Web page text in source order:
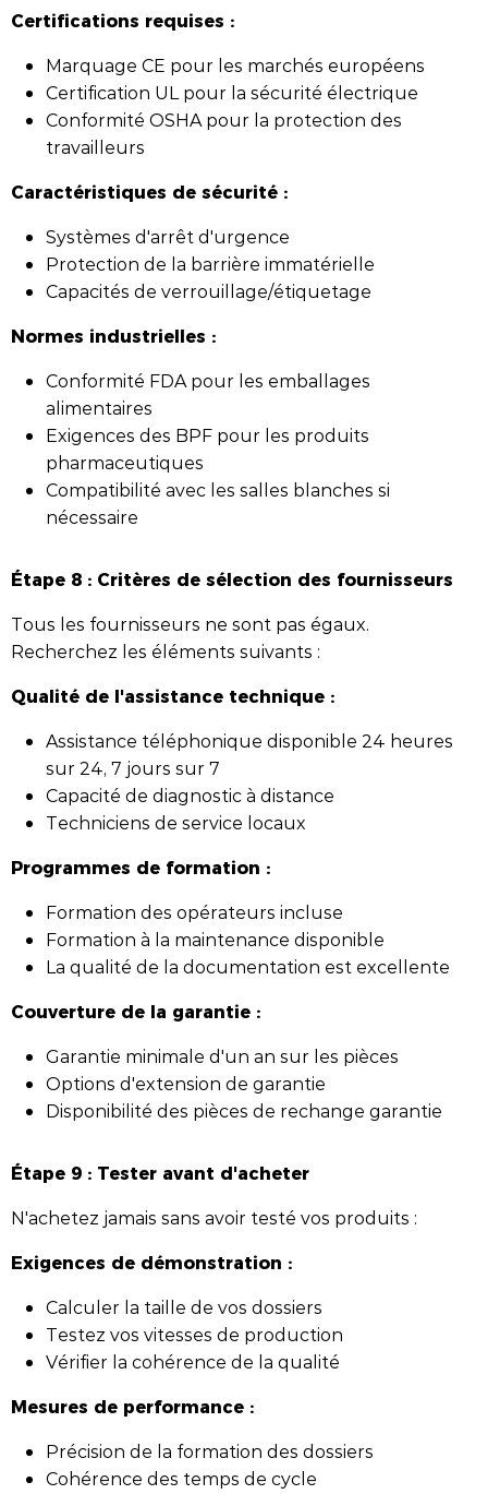
Certifications requises :
Marquage CE pour les marchés européens
Certification UL pour la sécurité électrique
Conformité OSHA pour la protection des
travailleurs
Caractéristiques de sécurité :
Systèmes d'arrêt d'urgence
Protection de la barrière immatérielle
Capacités de verrouillage/étiquetage
Normes industrielles :
Conformité FDA pour les emballages
alimentaires
Exigences des BPF pour les produits
pharmaceutiques
Compatibilité avec les salles blanches si
nécessaire
Étape 8 : Critères de sélection des fournisseurs
Tous les fournisseurs ne sont pas égaux.
Recherchez les éléments suivants :
Qualité de l'assistance technique :
Assistance téléphonique disponible 24 heures
sur 24, 7 jours sur 7
Capacité de diagnostic à distance
Techniciens de service locaux
Programmes de formation :
Formation des opérateurs incluse
Formation à la maintenance disponible
La qualité de la documentation est excellente
Couverture de la garantie :
Garantie minimale d'un an sur les pièces
Options d'extension de garantie
Disponibilité des pièces de rechange garantie
Étape 9 : Tester avant d'acheter
N'achetez jamais sans avoir testé vos produits :
Exigences de démonstration :
Calculer la taille de vos dossiers
Testez vos vitesses de production
Vérifier la cohérence de la qualité
Mesures de performance :
Précision de la formation des dossiers
Cohérence des temps de cycle